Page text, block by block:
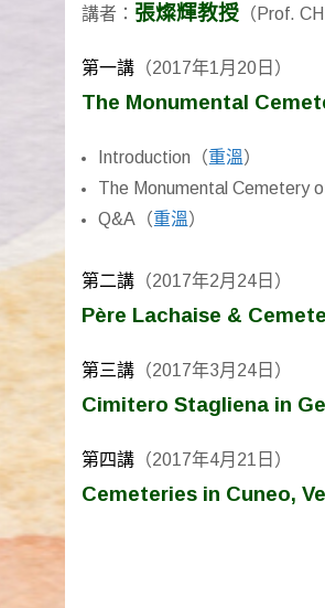
講者： 張燦輝教授 （Prof.
第一講 （2017年1月20日）
The Monumental
Introduction（重溫）
The Monumental Cemetery
Q&A（重溫）
第二講 （2017年2月24日）
Père Lachaise &
第三講 （2017年3月24日）
Cimitero Stagliena in
第四講 （2017年4月21日）
Cemeteries in Cuneo,